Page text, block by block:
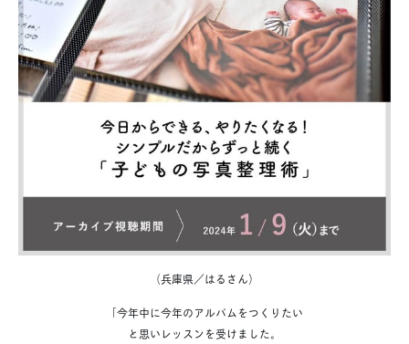
（兵庫県／はるさん）
「今年中に今年のアルバムをつくりたい
と思いレッスンを受けました。